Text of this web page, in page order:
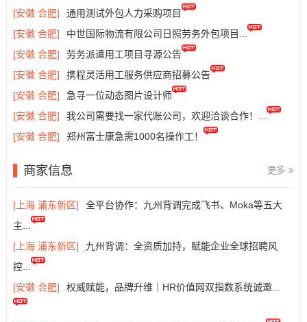
[安徽 合肥]
通用测试外包人力采购项目
[安徽 合肥]
中世国际物流有限公司日照劳务外包项目...
[安徽 合肥]
劳务派遣用工项目寻源公告
[安徽 合肥]
携程灵活用工服务供应商招募公告
[安徽 合肥]
急寻一位动态图片设计师
[安徽 合肥]
我公司需要找一家代账公司，欢迎洽谈合作！...
[安徽 合肥]
郑州富士康急需1000名操作工！
商家信息 更多
[上海 浦东新区]
全平台协作：九州背调完成飞书、Moka等五大
主...
[上海 浦东新区]
九州背调：全资质加持，赋能企业全球招聘风
控...
[安徽 合肥]
权威赋能，品牌升维｜HR价值网双指数系统诚邀...